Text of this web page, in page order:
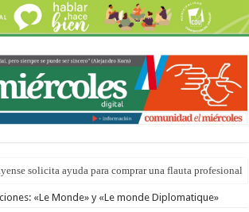
solicita ayuda para comprar una flauta profesional
debate los desafíos del futuro productivo
«Le Monde» y «Le monde Diplomatique»